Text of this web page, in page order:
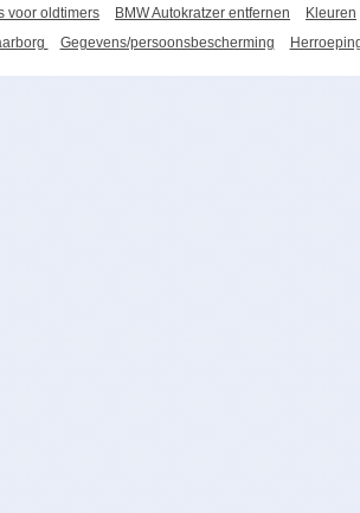
voor oldtimers BMW Autokratzer entfernen
Kleuren
Gegevens/persoonsbescherming